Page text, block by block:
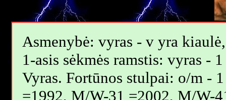
Asmenybė: vyras - v yra
1-asis sėkmės ramstis: vyras -
Vyras. Fortūnos stulpai: o/m -
=1992, M/W-31 =2002, M/W-